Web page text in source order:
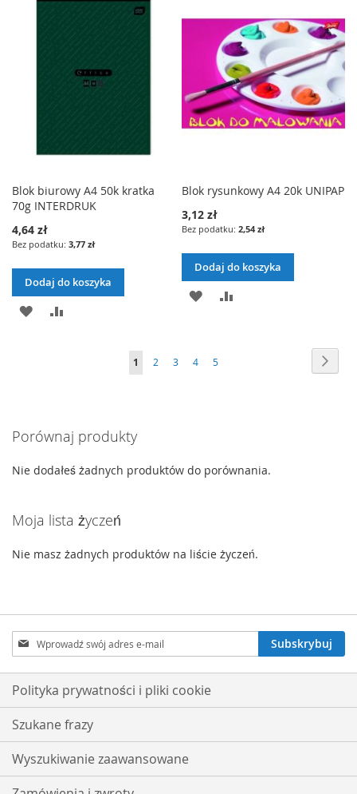
ŻYCZEŃ
Blok biurowy A4 50k kratka
70g INTERDRUK
4,64 zł
3,77 zł
Dodaj do koszyka
DODAJ
Blok rysunkowy A4 20k UNIPAP
3,12 zł
2,54 zł
Dodaj do koszyka
DODAJ
Aktualnie
1 Strona
2 Strona
3 Strona
4 Strona
5
Porównaj produkty
Nie dodałeś żadnych produktów do porównania.
Moja lista życzeń
Nie masz żadnych produktów na liście życzeń.
Subskrybuj
nasz
newsletter:
Subskrybuj
Polityka prywatności i pliki cookie
Szukane frazy
Wyszukiwanie zaawansowane